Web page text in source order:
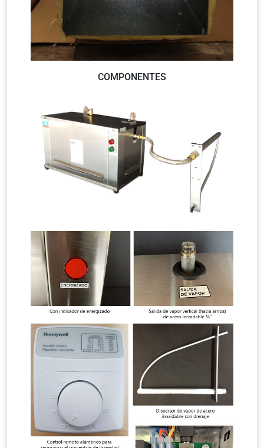
COMPONENTES